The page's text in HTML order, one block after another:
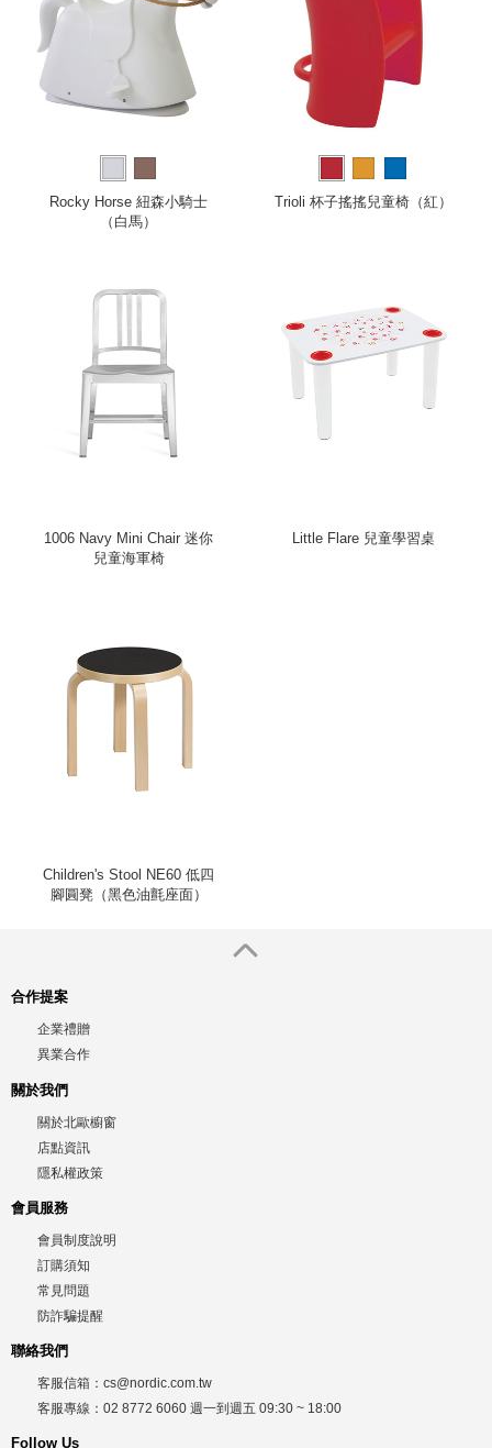
Rocky Horse 紐森小騎士
（白馬）
Trioli 杯子搖搖兒童椅（紅）
1006 Navy Mini Chair 迷你
兒童海軍椅
Little Flare 兒童學習桌
Children's Stool NE60 低四
腳圓凳（黑色油氈座面）
合作提案
企業禮贈
異業合作
關於我們
關於北歐櫥窗
店點資訊
隱私權政策
會員服務
會員制度說明
訂購須知
常見問題
防詐騙提醒
聯絡我們
客服信箱： cs@nordic.com.tw
客服專線： 02 8772 6060 週一到週五 09:30 ~ 18:00
Follow Us